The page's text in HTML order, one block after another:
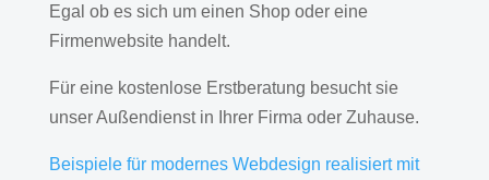
Egal ob es sich um einen Shop oder eine
Firmenwebsite handelt.
Für eine kostenlose Erstberatung besucht sie
unser Außendienst in Ihrer Firma oder Zuhause.
Beispiele für modernes Webdesign realisiert mit